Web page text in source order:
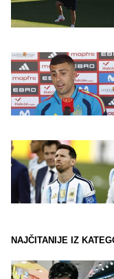
NAJČITANIJE IZ